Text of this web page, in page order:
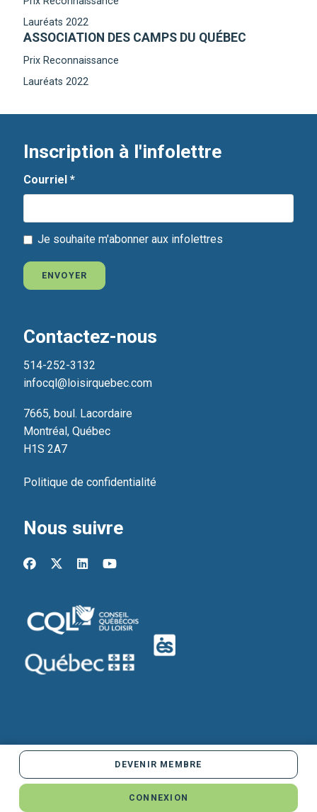
DEVENIR MEMBRE
CONNEXION
Lauréats 2022
ASSOCIATION DES CAMPS DU QUÉBEC
Prix Reconnaissance
Lauréats 2022
Nous suivre
facebookx-twitterlinkedinyoutube
Contactez-nous
514-252-3132
infocql@loisirquebec.com
7665, boul. Lacordaire
Montréal, Québec
H1S 2A7
Politique de confidentialité
Inscription à l'infolettre
Courriel *
Je souhaite m'abonner aux infolettres
ENVOYER
Propulsé par